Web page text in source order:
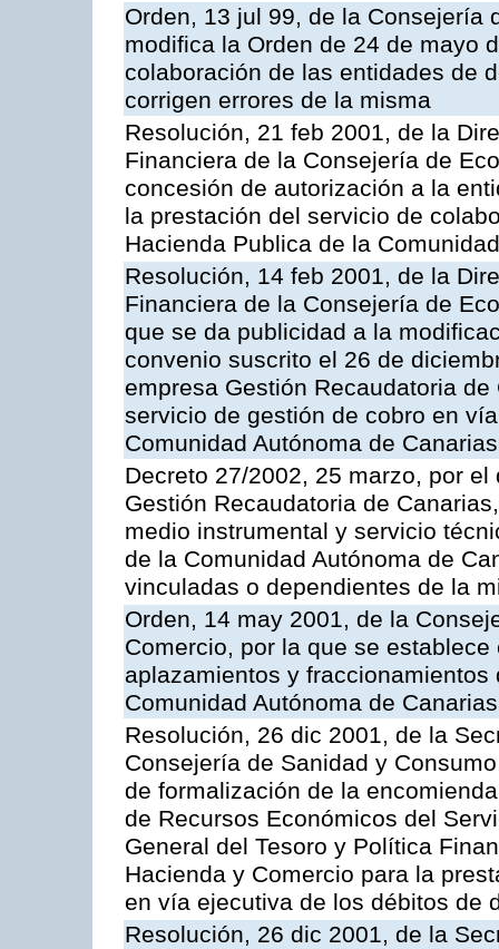
Orden, 13 jul 99, de la Consejería
modifica la Orden de 24 de mayo
colaboración de las entidades de
corrigen errores de la misma
Resolución, 21 feb 2001, de la
Financiera de la Consejería de
concesión de autorización a la
la prestación del servicio de
Hacienda Publica de la
Resolución, 14 feb 2001, de la
Financiera de la Consejería de
que se da publicidad a la
convenio suscrito el 26 de
empresa Gestión Recaudatoria
servicio de gestión de cobro en
Comunidad Autónoma de Canarias
Decreto 27/2002, 25 marzo, por
Gestión Recaudatoria de
medio instrumental y servicio
de la Comunidad Autónoma de
vinculadas o dependientes de la
Orden, 14 may 2001, de la
Comercio, por la que se
aplazamientos y
Comunidad Autónoma de Canarias
Resolución, 26 dic 2001, de la
Consejería de Sanidad y
de formalización de la
de Recursos Económicos del
General del Tesoro y Política
Hacienda y Comercio para la
en vía ejecutiva de los débitos de
Resolución, 26 dic 2001, de la